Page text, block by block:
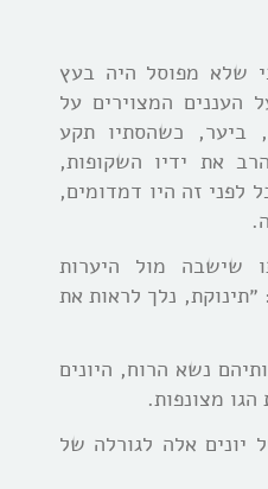
שלא מפוסל היה בעץ
העננים המצוירים על
ביער, כשהסתיו תקע
את ידיו השקופות,
לפני זה היו דמדומים,
שישבה מול היערות
נלך לראות את
נשא הרוח, היונים
מצונפות.
יונים אלה לגורלה של